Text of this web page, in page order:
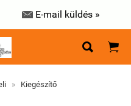
 E-mail küldés »
 
» Kiegészítő